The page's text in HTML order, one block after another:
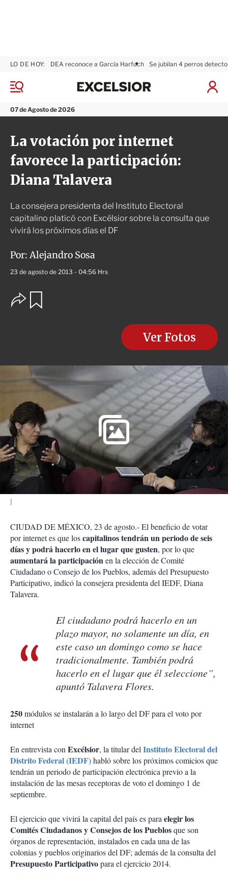
M
n
ú
07 de Agosto de 2026
LO DE HOY: DEA reconoce a García Harfuch Se jubilan 4 perros
I
x
l
i
o
r
La votación por internet
favorece la participación:
Diana Talavera
La consejera presidenta del Instituto Electoral
capitalino platicó con Excélsior sobre la consulta que
vivirá los próximos días el DF
Por:Alejandro Sosa
23 de agosto de 2013 - 04:56 Hrs
O
p
s
e
o
m
p
a
r
t
i
r
Ver Fotos
CIUDAD DE MÉXICO, 23 de agosto.- El beneficio de votar
por internet es que loscapitalinos tendrán un periodo de seis
días y podrá hacerlo en el lugar que gusten, por lo que
aumentará la participaciónen la elección de Comité
Ciudadano o Consejo de los Pueblos, además del Presupuesto
Participativo, indicó la consejera presidenta del IEDF, Diana
Talavera.
El ciudadano podrá hacerlo en un
plazo mayor, no solamente un día, en
este caso un domingo como se hace
tradicionalmente. También podrá
hacerlo en el lugar que él seleccione”,
apuntó Talavera Flores.
250módulos se instalarán a lo largo del DF para el voto por
internet
En entrevista con Excélsior, la titular del Instituto Electoral del
Distrito Federal (IEDF)habló sobre los próximos comicios que
tendrán un periodo de participación electrónica previo a la
instalación de las mesas receptoras de voto el domingo 1 de
septiembre.
El ejercicio que vivirá la capital del país es para elegir los
Comités Ciudadanos y Consejos de los Pueblosque son
órganos de representación, instalados en cada una de las
colonias y pueblos originarios del DF; además de la consulta del
Presupuesto Participativopara el ejercicio 2014.